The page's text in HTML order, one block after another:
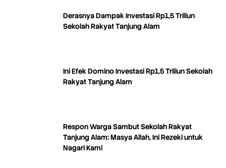
Derasnya Dampak Investasi Rp1,5 Triliun
Sekolah Rakyat Tanjung Alam
Ini Efek Domino Investasi Rp1,5 Triliun Sekolah
Rakyat Tanjung Alam
Respon Warga Sambut Sekolah Rakyat
Tanjung Alam: Masya Allah, Ini Rezeki untuk
Nagari Kami